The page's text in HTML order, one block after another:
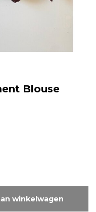
Blouse
winkelwagen